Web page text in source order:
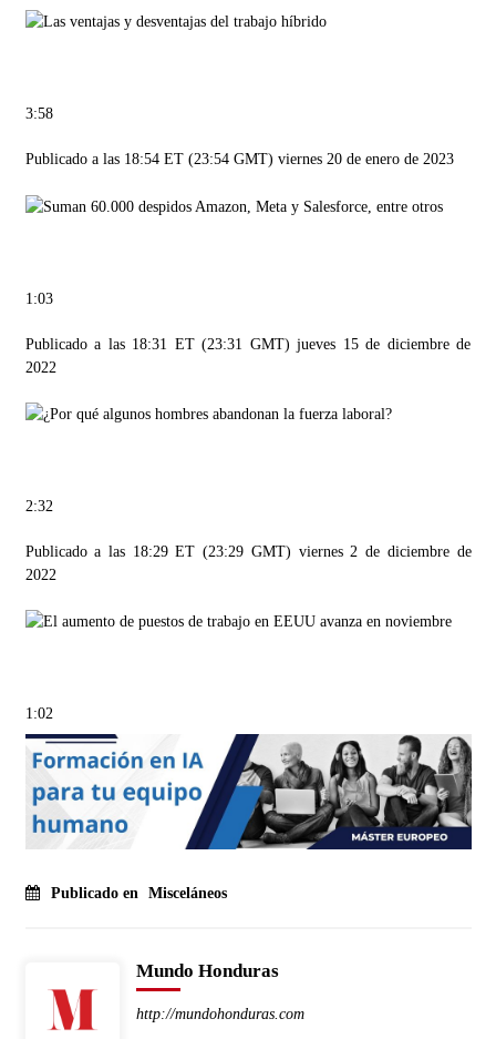
3:58
Publicado a las 18:54 ET (23:54 GMT) viernes 20 de enero de 2023
1:03
Publicado a las 18:31 ET (23:31 GMT) jueves 15 de diciembre de
2022
2:32
Publicado a las 18:29 ET (23:29 GMT) viernes 2 de diciembre de
2022
1:02
Publicado en Misceláneos
Mundo Honduras
http://mundohonduras.com